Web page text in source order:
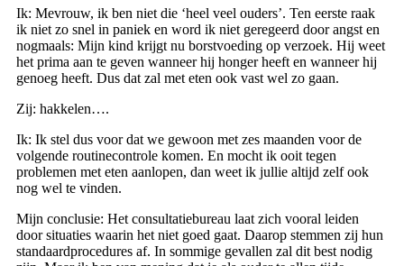
Ik: Mevrouw, ik ben niet die ‘heel veel ouders’. Ten eerste raak
ik niet zo snel in paniek en word ik niet geregeerd door angst en
nogmaals: Mijn kind krijgt nu borstvoeding op verzoek. Hij weet
het prima aan te geven wanneer hij honger heeft en wanneer hij
genoeg heeft. Dus dat zal met eten ook vast wel zo gaan.
Zij: hakkelen….
Ik: Ik stel dus voor dat we gewoon met zes maanden voor de
volgende routinecontrole komen. En mocht ik ooit tegen
problemen met eten aanlopen, dan weet ik jullie altijd zelf ook
nog wel te vinden.
Mijn conclusie: Het consultatiebureau laat zich vooral leiden
door situaties waarin het niet goed gaat. Daarop stemmen zij hun
standaardprocedures af. In sommige gevallen zal dit best nodig